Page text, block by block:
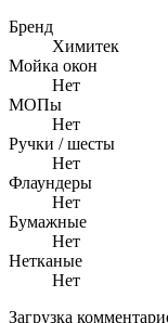
Бренд
Химитек
Мойка окон
Нет
МОПы
Нет
Ручки / шесты
Нет
Флаундеры
Нет
Бумажные
Нет
Нетканые
Нет
Загрузка